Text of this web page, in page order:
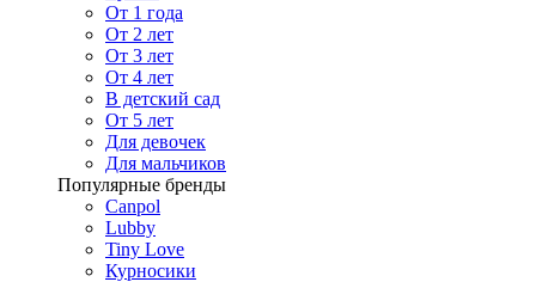
От 1 года
От 2 лет
От 3 лет
От 4 лет
В детский сад
От 5 лет
Для девочек
Для мальчиков
Популярные бренды
Canpol
Lubby
Tiny Love
Курносики